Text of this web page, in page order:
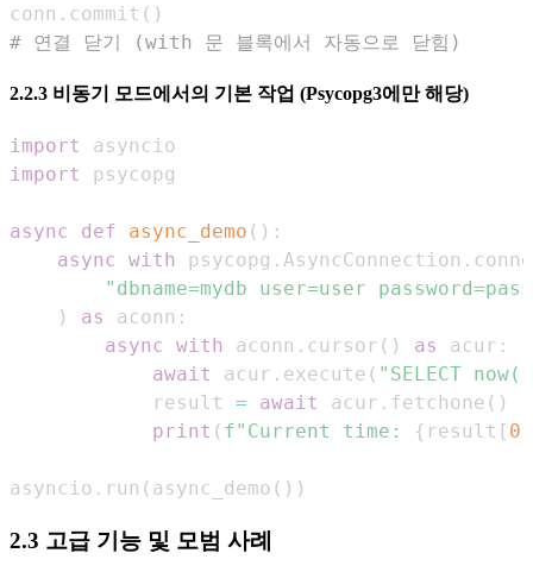
conn . commit ( )
# 연결 닫기 (with 문 블록에서 자동으로 닫힘)
2.2.3 비동기 모드에서의 기본 작업 (Psycopg3에만 해당)
import
import
async def async_demo ( ) :
async with psycopg . AsyncConnection .
"dbname=mydb user=user
)
as aconn :
async with aconn . cursor ( ) as acur :
await
acur . execute ( "SELECT
            result
= await acur . fetchone ( )
print ( f"Current time: { result [ 0
asyncio . run ( async_demo ( ) )
2.3 고급 기능 및 모범 사례